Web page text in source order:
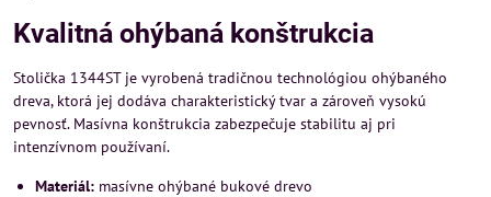
Kvalitná ohýbaná konštrukcia
Stolička 1344ST je vyrobená tradičnou technológiou ohýbaného
dreva, ktorá jej dodáva charakteristický tvar a zároveň vysokú
pevnosť. Masívna konštrukcia zabezpečuje stabilitu aj pri
intenzívnom používaní.
Materiál: masívne ohýbané bukové drevo